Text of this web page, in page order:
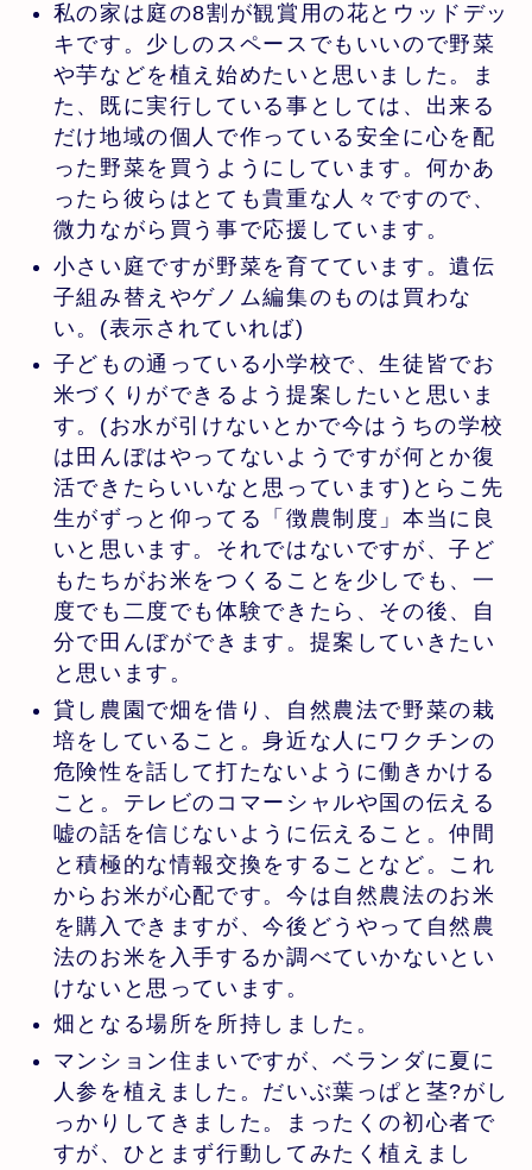
私の家は庭の8割が観賞用の花とウッドデッ
キです。少しのスペースでもいいので野菜
や芋などを植え始めたいと思いました。ま
た、既に実行している事としては、出来る
だけ地域の個人で作っている安全に心を配
った野菜を買うようにしています。何かあ
ったら彼らはとても貴重な人々ですので、
微力ながら買う事で応援しています。
小さい庭ですが野菜を育てています。遺伝
子組み替えやゲノム編集のものは買わな
い。(表示されていれば)
子どもの通っている小学校で、生徒皆でお
米づくりができるよう提案したいと思いま
す。(お水が引けないとかで今はうちの学校
は田んぼはやってないようですが何とか復
活できたらいいなと思っています)とらこ先
生がずっと仰ってる「徴農制度」本当に良
いと思います。それではないですが、子ど
もたちがお米をつくることを少しでも、一
度でも二度でも体験できたら、その後、自
分で田んぼができます。提案していきたい
と思います。
貸し農園で畑を借り、自然農法で野菜の栽
培をしていること。身近な人にワクチンの
危険性を話して打たないように働きかける
こと。テレビのコマーシャルや国の伝える
嘘の話を信じないように伝えること。仲間
と積極的な情報交換をすることなど。これ
からお米が心配です。今は自然農法のお米
を購入できますが、今後どうやって自然農
法のお米を入手するか調べていかないとい
けないと思っています。
畑となる場所を所持しました。
マンション住まいですが、ベランダに夏に
人参を植えました。だいぶ葉っぱと茎?がし
っかりしてきました。まったくの初心者で
すが、ひとまず行動してみたく植えまし